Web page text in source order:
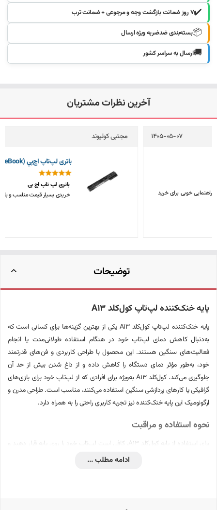
✔️۷ روز ضمانت بازگشت وجه و مرجوعی + ضمانت ترب
📦بسته‌بندی ضدضربه ویژه ارسال
🚚ارسال به سراسر کشور
آخرین نظرات مشتریان
مجتبی کولیوند
باتری لپ تاپ اچ پی
خریدی بسیار قیمت مناسب و باکیفیت، متشکرم
توضیحات
پایه خنک‌کننده لپ‌تاپ کول‌کلد A13
پایه خنک‌کننده لپ‌تاپ کول‌کلد A13 یکی از بهترین گزینه‌ها برای کسانی است که
به‌دنبال کاهش دمای لپ‌تاپ خود در هنگام استفاده طولانی‌مدت یا انجام
فعالیت‌های سنگین هستند. این محصول با طراحی کاربردی و فن‌های قدرتمند
خود، به‌طور مؤثر دمای دستگاه را کاهش داده و از داغ شدن بیش از حد آن
جلوگیری می‌کند. کول‌کلد A13 به‌ویژه برای افرادی که از لپ‌تاپ خود برای بازی‌های
گرافیکی یا کارهای پردازشی سنگین استفاده می‌کنند، مناسب است. طراحی مدرن و
ارگونومیک این پایه خنک‌کننده نیز تجربه کاربری راحتی را به همراه دارد.
نحوه استفاده و مراقبت
برای استفاده از پایه کول‌کلد A13، کافی است لپ‌تاپ خود را روی پایه قرار دهید و
آن را از طریق پورت USB به دستگاه متصل کنید. به محض اتصال، فن‌های داخلی
محیطی با تهویه مناسب قرار دهید تا از داغ شدن آن جلوگیری شود.
ادامه مطلب ...